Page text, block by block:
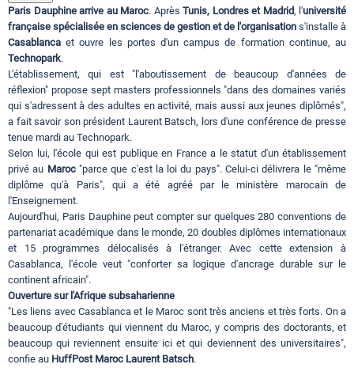
Contact
Paris Dauphine arrive au Maroc. Après Tunis, Londres et Madrid, l'université
française spécialisée en sciences de gestion et de l'organisation s'installe à
Casablanca et ouvre les portes d'un campus de formation continue, au
Technopark.
L'établissement, qui est "l'aboutissement de beaucoup d'années de
réflexion" propose sept masters professionnels "dans des domaines variés
qui s'adressent à des adultes en activité, mais aussi aux jeunes diplômés",
a fait savoir son président Laurent Batsch, lors d'une conférence de presse
tenue mardi au Technopark.
Selon lui, l'école qui est publique en France a le statut d'un établissement
privé au Maroc"parce que c'est la loi du pays". Celui-ci délivrera le "même
diplôme qu'à Paris", qui a été agréé par le ministère marocain de
l'Enseignement.
Aujourd'hui, Paris Dauphine peut compter sur quelques 280 conventions de
partenariat académique dans le monde, 20 doubles diplômes internationaux
et 15 programmes délocalisés à l'étranger. Avec cette extension à
Casablanca, l'école veut "conforter sa logique d'ancrage durable sur le
continent africain".
Ouverture sur l'Afrique subsaharienne
"Les liens avec Casablanca et le Maroc sont très anciens et très forts. On a
beaucoup d'étudiants qui viennent du Maroc, y compris des doctorants, et
beaucoup qui reviennent ensuite ici et qui deviennent des universitaires",
confie au HuffPost Maroc Laurent Batsch.